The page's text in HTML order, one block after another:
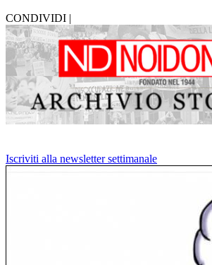
CONDIVIDI |
Iscriviti alla newsletter settimanale